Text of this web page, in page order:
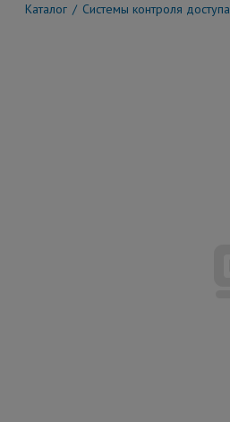
Каталог Системы контроля доступа